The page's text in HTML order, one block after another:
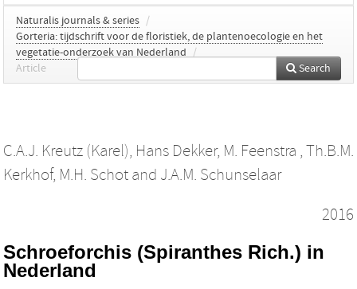
Naturalis journals & series /
Gorteria: tijdschrift voor de floristiek, de plantenoecologie en het
vegetatie-onderzoek van Nederland
/
Article
Search
C.A.J. Kreutz (Karel), Hans Dekker, M. Feenstra , Th.B.M.
Kerkhof, M.H. Schot and J.A.M. Schunselaar
2016
Schroeforchis (Spiranthes Rich.) in
Nederland